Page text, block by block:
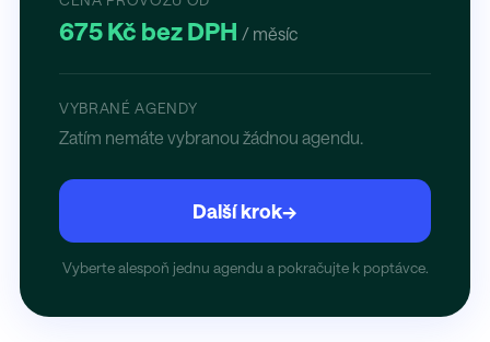
675 Kč bez DPH / měsíc
VYBRANÉ AGENDY
Zatím nemáte vybranou žádnou agendu.
Další krok→
Vyberte alespoň jednu agendu a pokračujte k poptávce.